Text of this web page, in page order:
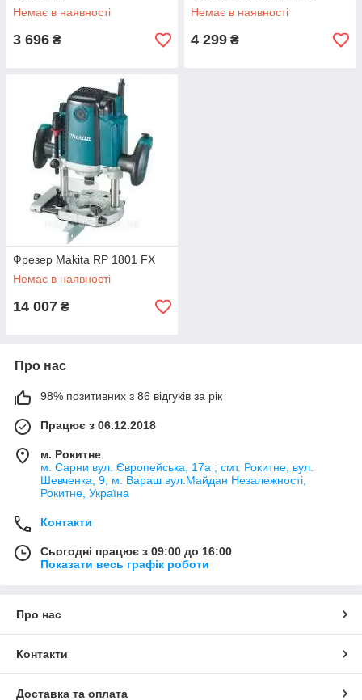
Немає в наявності
3 696 ₴
Немає в наявності
4 299 ₴
Фрезер Makita RP 1801 FX
Немає в наявності
14 007 ₴
Про нас
98% позитивних з 86 відгуків за рік
Працює з 06.12.2018
м. Рокитне
м. Сарни вул. Європейська, 17а ; смт. Рокитне, вул.
Шевченка, 9, м. Вараш вул.Майдан Незалежності,
Рокитне, Україна
Контакти
Сьогодні працює з 09:00 до 16:00
Показати весь графік роботи
Про нас
Контакти
Доставка та оплата